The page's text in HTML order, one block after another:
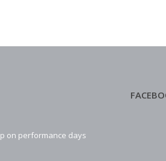
on performance days